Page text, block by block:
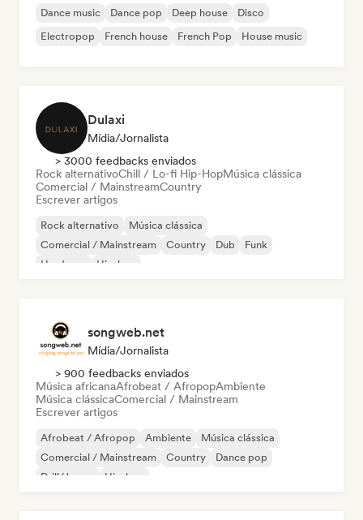
Dance music Dance pop Deep house
Disco
Electropop
French house French Pop House music
Dulaxi
Mídia/Jornalista
> 3000 feedbacks enviados
Rock alternativoChill / Lo-fi Hip-HopMúsica clássica
Comercial / MainstreamCountry
Escrever artigos
Rock alternativo
Música clássica
Comercial / Mainstream
Country Dub
Funk
Hardcore
Hip-hop
songweb.net
Mídia/Jornalista
> 900 feedbacks enviados
Música africanaAfrobeat / AfropopAmbiente
Música clássicaComercial / Mainstream
Escrever artigos
Afrobeat / Afropop Ambiente
Música clássica
Comercial / Mainstream
Country
Dance pop
Drill/Jersey
Hip-hop